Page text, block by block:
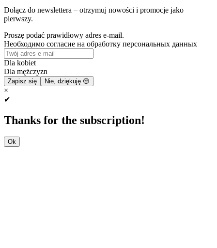
Dołącz do newslettera – otrzymuj nowości i promocje jako
pierwszy.
Proszę podać prawidłowy adres e-mail.
Необходимо согласие на обработку персональных данных
Dla kobiet
Dla mężczyzn
Zapisz się Nie, dziękuję 😔
×
✔
Thanks for the subscription!
Ok